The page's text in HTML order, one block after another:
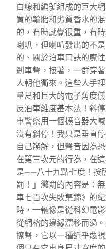
白線和編號組成的巨大
買的輪胎和劣質香水的
的，有時感覺很重，有
喇叭，但喇叭發出的不
的、關於泊車口訣的魔
剎車聲，接著，一群穿
人朝他衝來。這些人手
量尺和巨大的電子角度
反泊車維度基本法！斜
車警察用一個擴音器大
沒有斜停！我只是垂直
自己辯解，但聲音因為
在第三次元的行為，在
是——八十九點七度！按
罰！」懲罰的內容是：
車七百次失敗集錦》的
時，一輛像是從科幻電
從網格的邊緣漂移而過
擦聲，它以一種近乎蔑